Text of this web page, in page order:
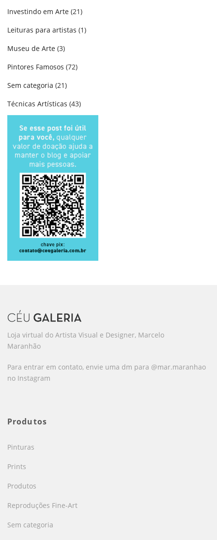
Investindo em Arte (21)
Leituras para artistas (1)
Museu de Arte (3)
Pintores Famosos (72)
Sem categoria (21)
Técnicas Artísticas (43)
Loja virtual do Artista Visual e Designer, Marcelo
Maranhão
Para entrar em contato, envie uma dm para @mar.maranhao
no Instagram
Produtos
Pinturas
Prints
Produtos
Reproduções Fine-Art
Sem categoria